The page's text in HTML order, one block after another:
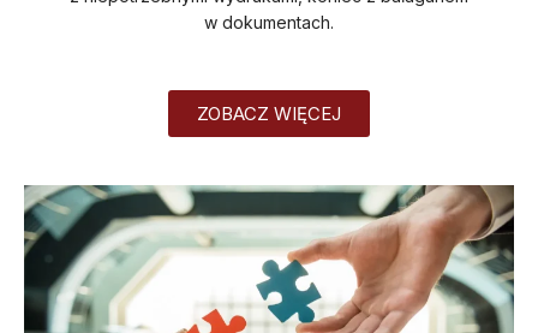
w dokumentach.
ZOBACZ WIĘCEJ